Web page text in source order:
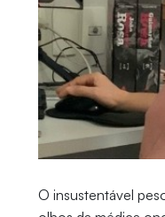
O insustentável